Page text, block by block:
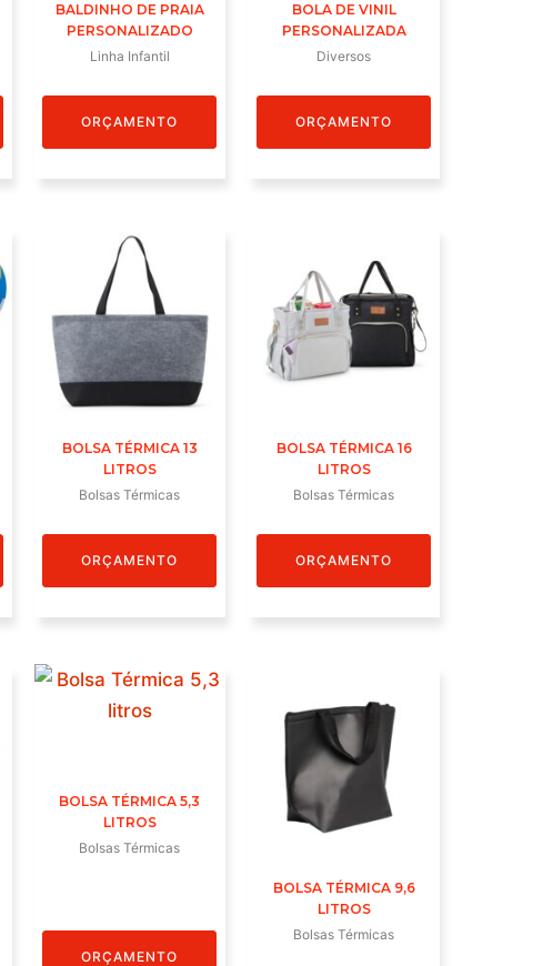
BALDINHO DE PRAIA
PERSONALIZADO
Linha Infantil
ORÇAMENTO
BOLA DE VINIL
PERSONALIZADA
Diversos
ORÇAMENTO
BOLSA TÉRMICA 13
LITROS
Bolsas Térmicas
ORÇAMENTO
BOLSA TÉRMICA 16
LITROS
Bolsas Térmicas
ORÇAMENTO
BOLSA TÉRMICA 5,3
LITROS
Bolsas Térmicas
ORÇAMENTO
BOLSA TÉRMICA 9,6
LITROS
Bolsas Térmicas